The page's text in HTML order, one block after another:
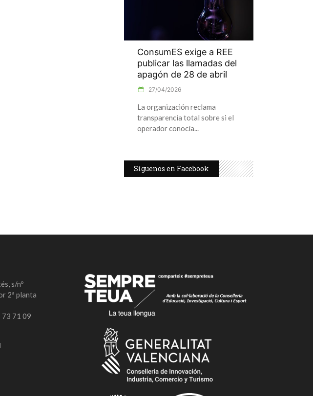
ConsumES exige a REE
publicar las llamadas del
apagón de 28 de abril
27/04/2026
La organización reclama
transparencia total sobre si el
operador conocía
Síguenos en Facebook
s/nº
2ª planta
71 09